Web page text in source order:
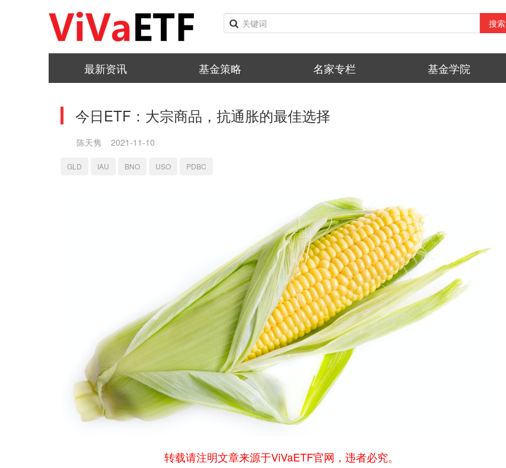
搜索
最新资讯 基金策略 名家专栏 基金学院
今日ETF：大宗商品，抗通胀的最佳选择
陈天隽 2021-11-10
GLD IAU BNO USO PDBC
转载请注明文章来源于ViVaETF官网，违者必究。